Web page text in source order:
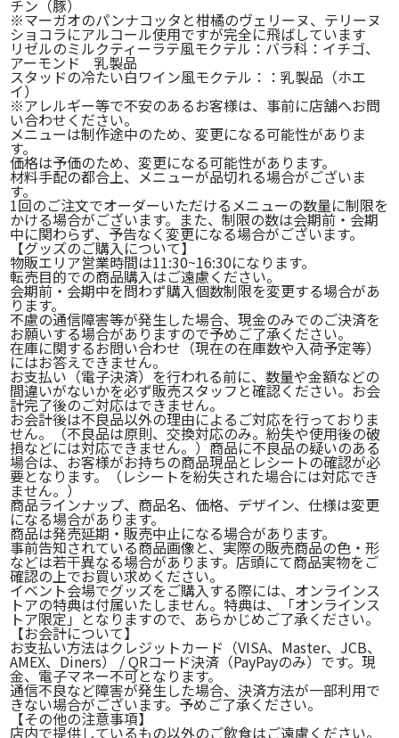
チン（豚）
※マーガオのパンナコッタと柑橘のヴェリーヌ、テリーヌ
ショコラにアルコール使用ですが完全に飛ばしています
リゼルのミルクティーラテ風モクテル：バラ科：イチゴ、
アーモンド 乳製品
スタッドの冷たい白ワイン風モクテル：：乳製品（ホエ
イ）
※アレルギー等で不安のあるお客様は、事前に店舗へお問
い合わせください。
メニューは制作途中のため、変更になる可能性がありま
す。
価格は予価のため、変更になる可能性があります。
材料手配の都合上、メニューが品切れる場合がございま
す。
1回のご注文でオーダーいただけるメニューの数量に制限を
かける場合がございます。また、制限の数は会期前・会期
中に関わらず、予告なく変更になる場合がございます。
【グッズのご購入について】
物販エリア営業時間は11:30~16:30になります。
転売目的での商品購入はご遠慮ください。
会期前・会期中を問わず購入個数制限を変更する場合があ
ります。
不慮の通信障害等が発生した場合、現金のみでのご決済を
お願いする場合がありますので予めご了承ください。
在庫に関するお問い合わせ（現在の在庫数や入荷予定等）
にはお答えできません。
お支払い（電子決済）を行われる前に、数量や金額などの
間違いがないかを必ず販売スタッフと確認ください。お会
計完了後のご対応はできません。
お会計後は不良品以外の理由によるご対応を行っておりま
せん。（不良品は原則、交換対応のみ。紛失や使用後の破
損などには対応できません。）商品に不良品の疑いのある
場合は、お客様がお持ちの商品現品とレシートの確認が必
要となります。（レシートを紛失された場合には対応でき
ません。）
商品ラインナップ、商品名、価格、デザイン、仕様は変更
になる場合があります。
商品は発売延期・販売中止になる場合があります。
事前告知されている商品画像と、実際の販売商品の色・形
などは若干異なる場合があります。店頭にて商品実物をご
確認の上でお買い求めください。
イベント会場でグッズをご購入する際には、オンラインス
トアの特典は付属いたしません。特典は、「オンラインス
トア限定」となりますので、あらかじめご了承ください。
【お会計について】
お支払い方法はクレジットカード（VISA、Master、JCB、
AMEX、Diners） / QRコード決済（PayPayのみ）です。現
金、電子マネー不可となります。
通信不良など障害が発生した場合、決済方法が一部利用で
きない場合がございます。予めご了承ください。
【その他の注意事項】
店内で提供しているもの以外のご飲食はご遠慮ください。